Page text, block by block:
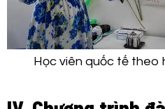
Học viên quốc tế theo